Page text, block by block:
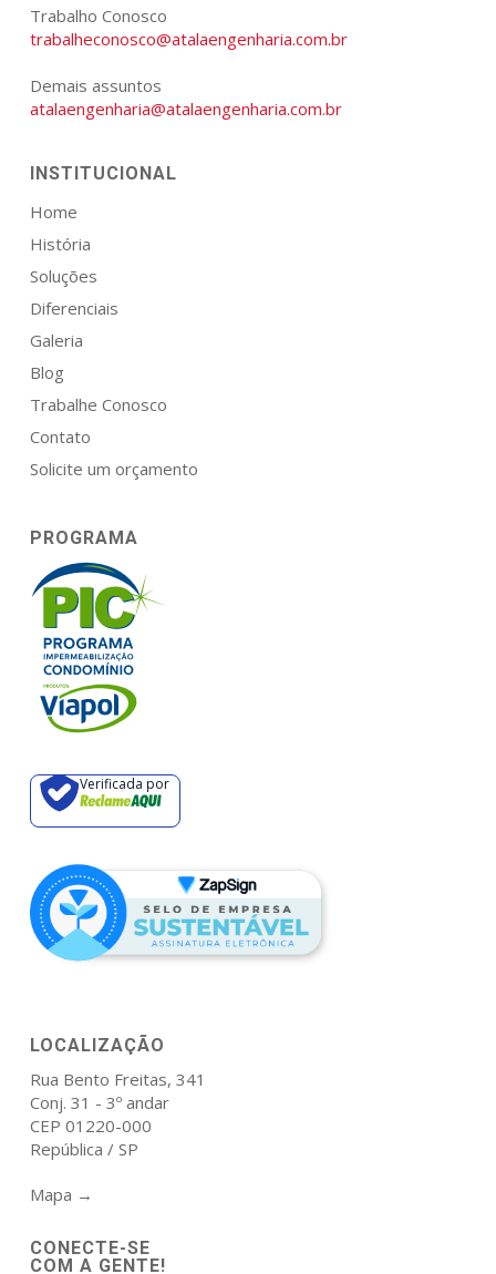
Trabalho Conosco
trabalheconosco@atalaengenharia.com.br
Demais assuntos
atalaengenharia@atalaengenharia.com.br
INSTITUCIONAL
Home
História
Soluções
Diferenciais
Galeria
Blog
Trabalhe Conosco
Contato
Solicite um orçamento
PROGRAMA
Verificada por
LOCALIZAÇÃO
Rua Bento Freitas, 341
Conj. 31 - 3º andar
CEP 01220-000
República / SP
Mapa →
CONECTE-SE
COM A GENTE!